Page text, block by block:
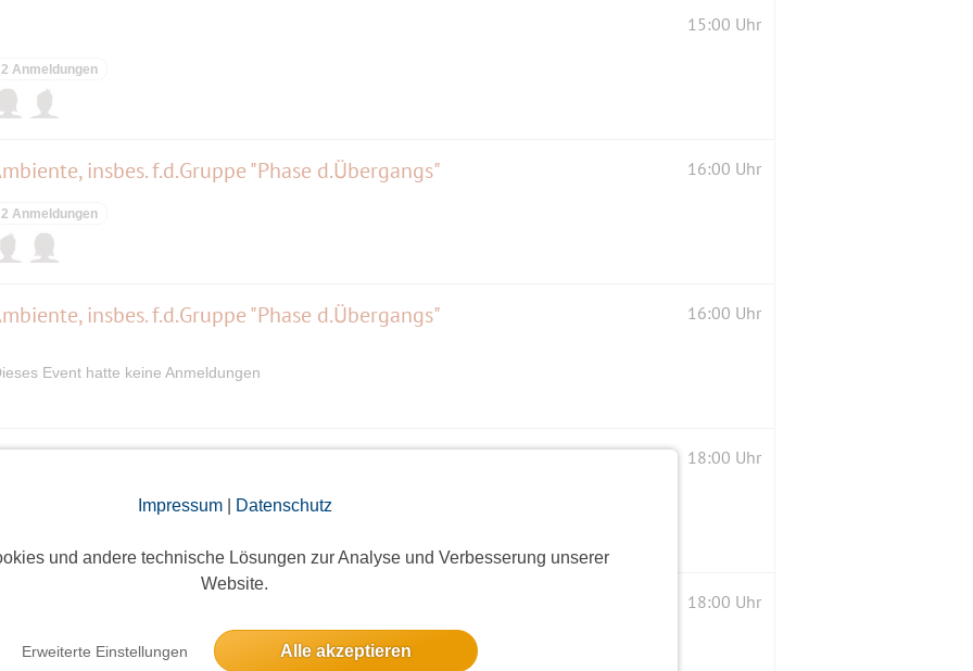
Impressum| Datenschutz
und andere technische Lösungen zur Analyse und Verbesserung unserer
Website.
Erweiterte Einstellungen Alle akzeptieren
15:00 Uhr
2 Anmeldungen
insbes. f.d.Gruppe "Phase d.Übergangs" 16:00 Uhr
2 Anmeldungen
insbes. f.d.Gruppe "Phase d.Übergangs" 16:00 Uhr
Event hatte keine Anmeldungen
– Into the Wild 18:00 Uhr
18:00 Uhr
4 Anmeldungen